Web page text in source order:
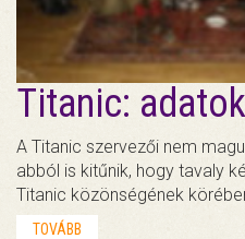
Titanic:
A Titanic szervezői nem
abból is kitűnik, hogy tavaly
Titanic közönségének
TOVÁBB